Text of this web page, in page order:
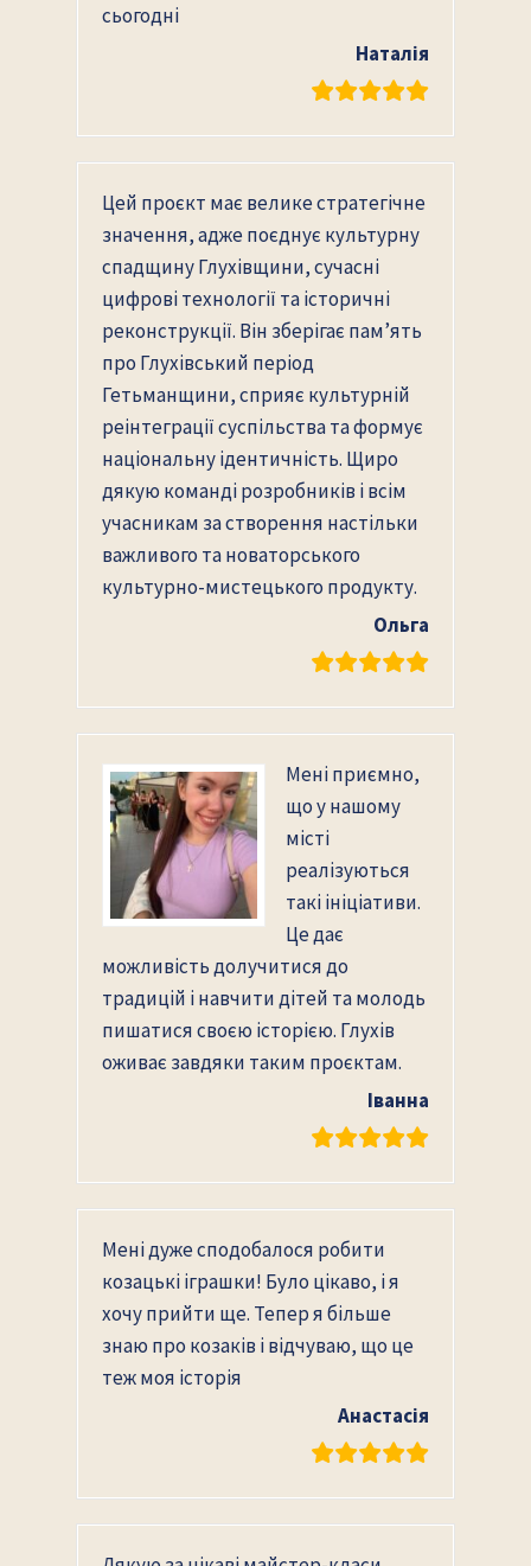
сьогодні
Наталія
Цей проєкт має велике стратегічне
значення, адже поєднує культурну
спадщину Глухівщини, сучасні
цифрові технології та історичні
реконструкції. Він зберігає пам’ять
про Глухівський період
Гетьманщини, сприяє культурній
реінтеграції суспільства та формує
національну ідентичність. Щиро
дякую команді розробників і всім
учасникам за створення настільки
важливого та новаторського
культурно-мистецького продукту.
Ольга
Мені приємно,
що у нашому
місті
реалізуються
такі ініціативи.
Це дає
можливість долучитися до
традицій і навчити дітей та молодь
пишатися своєю історією. Глухів
оживає завдяки таким проєктам.
Іванна
Мені дуже сподобалося робити
козацькі іграшки! Було цікаво, і я
хочу прийти ще. Тепер я більше
знаю про козаків і відчуваю, що це
теж моя історія
Анастасія